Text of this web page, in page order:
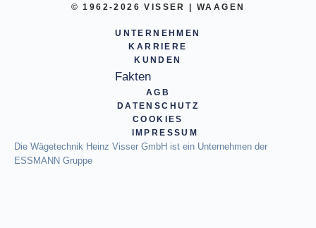
© 1962-2026 VISSER | WAAGEN
UNTERNEHMEN
KARRIERE
KUNDEN
Fakten
AGB
DATENSCHUTZ
COOKIES
IMPRESSUM
Die Wägetechnik Heinz Visser GmbH ist ein Unternehmen der
ESSMANN Gruppe